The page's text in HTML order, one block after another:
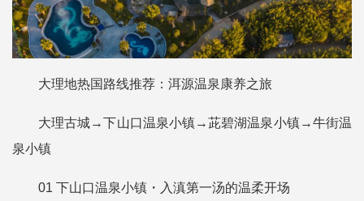
大理地热国路线推荐：洱源温泉康养之旅
大理古城→下山口温泉小镇→茈碧湖温泉小镇→牛街温
泉小镇
01 下山口温泉小镇・入滇第一汤的温柔开场